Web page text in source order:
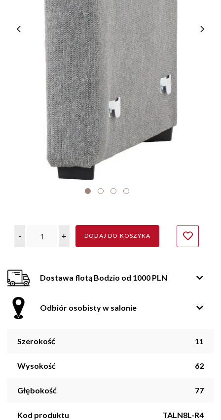
- + DODAJ DO KOSZYKA
Dostawa flotą Bodzio od 1000 PLN
Odbiór osobisty w salonie
Szerokość 11
Wysokość 62
Głębokość 77
Kod produktu TALN8L-R4